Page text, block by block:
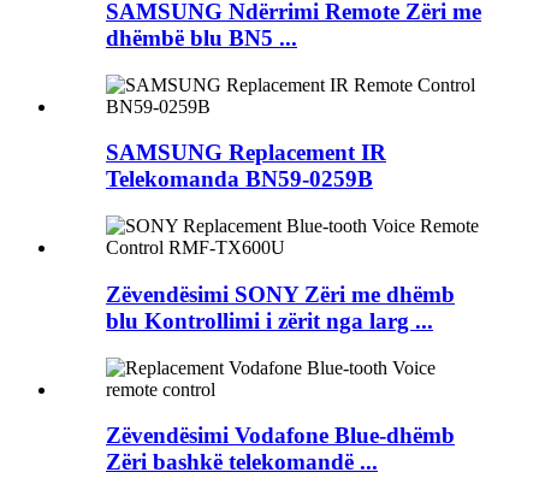
SAMSUNG Ndërrimi Remote Zëri me
dhëmbë blu BN5 ...
SAMSUNG Replacement IR
Telekomanda BN59-0259B
Zëvendësimi SONY Zëri me dhëmb
blu Kontrollimi i zërit nga larg ...
Zëvendësimi Vodafone Blue-dhëmb
Zëri bashkë telekomandë ...